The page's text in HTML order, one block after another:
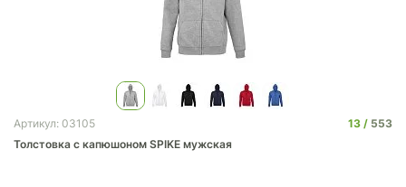
Артикул: 03105 13
553
Толстовка с капюшоном SPIKE мужская